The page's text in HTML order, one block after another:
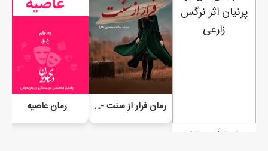
رمان تیغ بر پرنیان
رمان فرار از سنت - VIP رمان عاصیه